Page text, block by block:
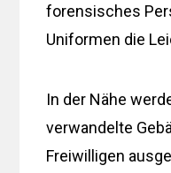
forensisches
Uniformen die
In der Nähe
verwandelte
Freiwilligen